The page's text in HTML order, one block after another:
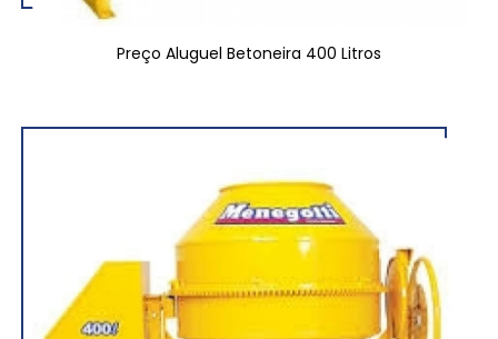
Preço Aluguel Betoneira 400 Litros